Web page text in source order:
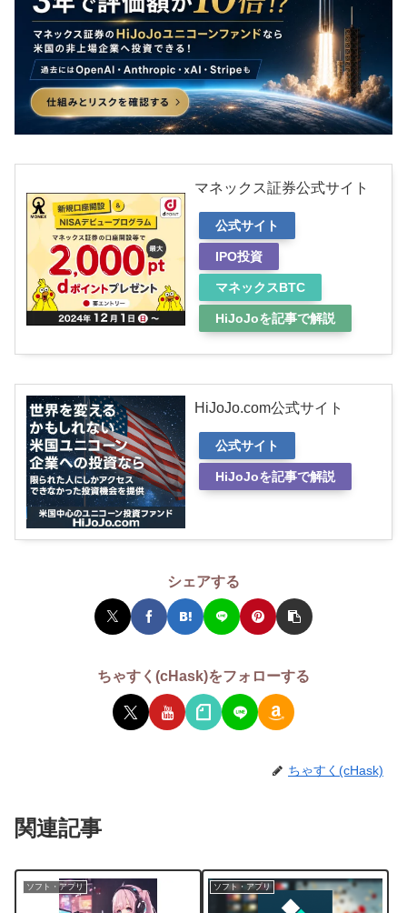
マネックス証券公式サイト
公式サイト
IPO投資
マネックスBTC
HiJoJoを記事で解説
HiJoJo.com公式サイト
公式サイト
HiJoJoを記事で解説
シェアする
ちゃすく(cHask)をフォローする
ちゃすく(cHask)
関連記事
ソフト・アプリ ソフト・アプリ